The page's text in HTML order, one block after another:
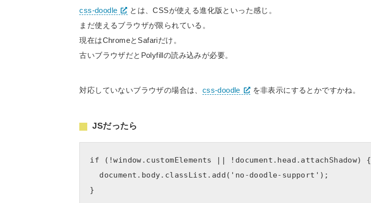
css-doodle
とは、CSSが使える進化版といった感じ。
まだ使えるブラウザが限られている。
現在はChromeとSafariだけ。
古いブラウザだとPolyfillの読み込みが必要。
対応していないブラウザの場合は、 css-doodle を非表示にするとかですかね。
JSだったら
if (!window.customElements || !document.head.attachShadow) {